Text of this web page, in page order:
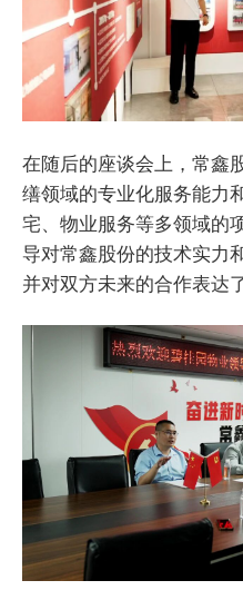
在随后的座谈会上，常鑫
缮领域的专业化服务能力
宅、物业服务等多领域的
导对常鑫股份的技术实力
并对双方未来的合作表达